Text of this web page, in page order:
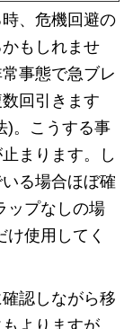
、危機回避の
もしれませ
事態で急ブレ
回引きます
)。こうする事
まります。し
る場合ほぼ確
ップなしの場
使用してく
認しながら移